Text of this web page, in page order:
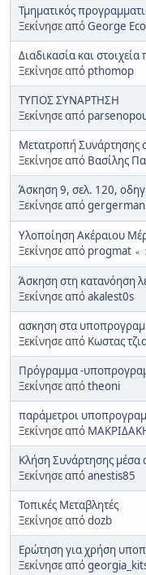
Τμηματικός
Ξεκίνησε απόGeorge Eco
Διαδικασία και στοιχεία
Ξεκίνησε από pthomop
ΤΥΠΟΣ ΣΥΝΑΡΤΗΣΗ
Ξεκίνησε από
Μετατροπή Συνάρτησης
Ξεκίνησε από Βασίλης
Άσκηση 9, σελ. 120,
Ξεκίνησε απόgergerman
Υλοποίηση Ακέραιου
Ξεκίνησε από progmat
Άσκηση στη κατανόηση
Ξεκίνησε απόakalest0s
ασκηση στα
Ξεκίνησε από Κωστας
Πρόγραμμα -
Ξεκίνησε απόtheoni
παράμετροι
Ξεκίνησε από
Κλήση Συνάρτησης μέσα
Ξεκίνησε απόanestis85
Τοπικές Μεταβλητές
Ξεκίνησε απόdozb
Ερώτηση για χρήση
Ξεκίνησε από